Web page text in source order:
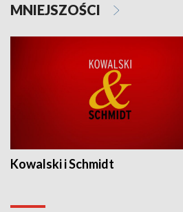
MNIEJSZOŚCI
Kowalski i Schmidt